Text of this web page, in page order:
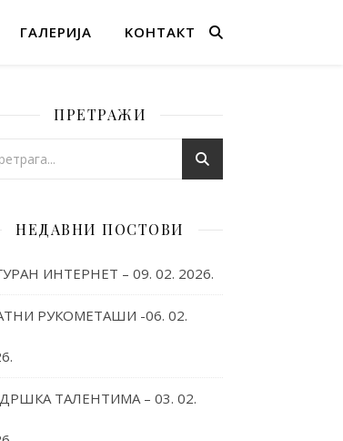
ГАЛЕРИЈА KОНТАКТ
ПРЕТРАЖИ
НЕДАВНИ ПОСТОВИ
ИНТЕРНЕТ – 09. 02. 2026.
РУКОМЕТАШИ -06. 02.
ТАЛЕНТИМА – 03. 02.